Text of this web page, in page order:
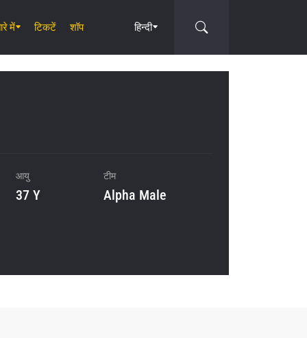
में टिकटें शॉप हिन्दी
आयु
37 Y
टीम
Alpha Male